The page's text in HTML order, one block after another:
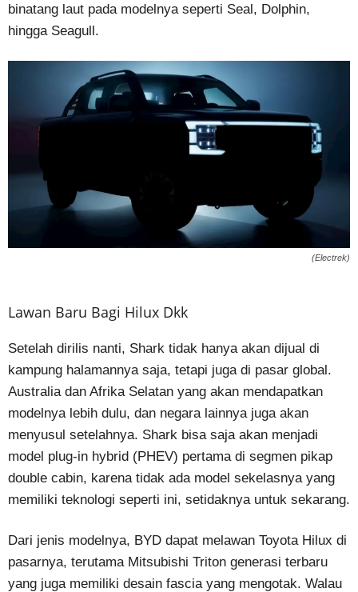
binatang laut pada modelnya seperti Seal, Dolphin,
hingga Seagull.
(Electrek)
Lawan Baru Bagi Hilux Dkk
Setelah dirilis nanti, Shark tidak hanya akan dijual di
kampung halamannya saja, tetapi juga di pasar global.
Australia dan Afrika Selatan yang akan mendapatkan
modelnya lebih dulu, dan negara lainnya juga akan
menyusul setelahnya. Shark bisa saja akan menjadi
model plug-in hybrid (PHEV) pertama di segmen pikap
double cabin, karena tidak ada model sekelasnya yang
memiliki teknologi seperti ini, setidaknya untuk sekarang.
Dari jenis modelnya, BYD dapat melawan Toyota Hilux di
pasarnya, terutama Mitsubishi Triton generasi terbaru
yang juga memiliki desain fascia yang mengotak. Walau